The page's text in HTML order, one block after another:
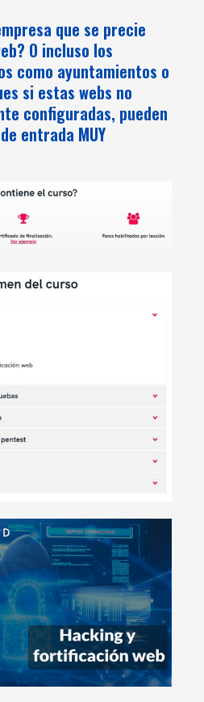
que se precie
O incluso los
como ayuntamientos o
si estas webs no
configuradas, pueden
entrada MUY